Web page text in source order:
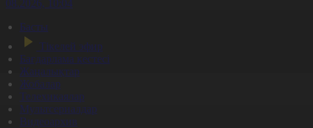
10:04
Басты
Тікелей эфир
Бағдарлама кестесі
Жаңалықтар
Жобалар
Телехикаялар
Мультсериалдар
Видеоархив